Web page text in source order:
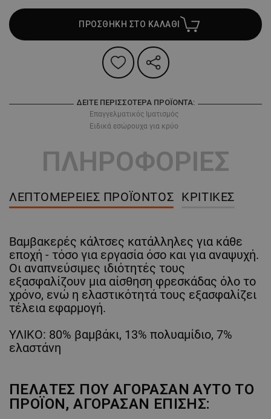
ΠΡΟΣΘΗΚΗ ΣΤΟ ΚΑΛΑΘΙ
ΔΕΊΤΕ ΠΕΡΙΣΣΌΤΕΡΑ ΠΡΟΪΌΝΤΑ:
Επαγγελματικός Ιματισμός
Ειδικά εσώρουχα για κρύο
ΠΛΗΡΟΦΟΡΙΕΣ
ΛΕΠΤΟΜΈΡΕΙΕΣ ΠΡΟΪΌΝΤΟΣ ΚΡΙΤΙΚΈΣ
Βαμβακερές κάλτσες κατάλληλες για κάθε
εποχή - τόσο για εργασία όσο και για αναψυχή.
Οι αναπνεύσιμες ιδιότητές τους
εξασφαλίζουν μια αίσθηση φρεσκάδας όλο το
χρόνο, ενώ η ελαστικότητά τους εξασφαλίζει
τέλεια εφαρμογή.
ΥΛΙΚΟ: 80% βαμβάκι, 13% πολυαμίδιο, 7%
ελαστάνη
ΠΕΛΆΤΕΣ ΠΟΥ ΑΓΌΡΑΣΑΝ ΑΥΤΌ ΤΟ
ΠΡΟΪΌΝ, ΑΓΌΡΑΣΑΝ ΕΠΊΣΗΣ: